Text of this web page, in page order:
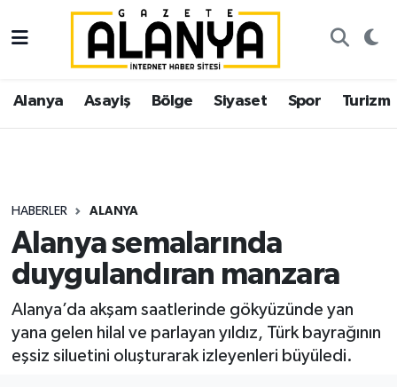
Alanya Asayiş Bölge Siyaset Spor Turizm
HABERLER ALANYA
Alanya semalarında
duygulandıran manzara
Alanya’da akşam saatlerinde gökyüzünde yan
yana gelen hilal ve parlayan yıldız, Türk bayrağının
eşsiz siluetini oluşturarak izleyenleri büyüledi.
Alanya
Asayiş
Siyaset
Spor
Turizm
Ekonomi
İstanbul Nöbetçi Eczaneler
İstanbul Hava Durumu
Süper Lig Puan Durumu ve Fikstür
Tüm Manşetler
Son Dakika Haberleri
Haber Arşivi